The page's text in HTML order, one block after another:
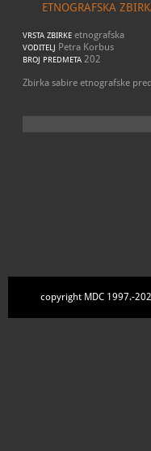
ETNOGRAFSKA
VRSTA ZBIRKE etnografska
VODITELJ Petra Korbus
BROJ PREDMETA 202
Zbirka sabire etnografske
copyright MDC 1997.-